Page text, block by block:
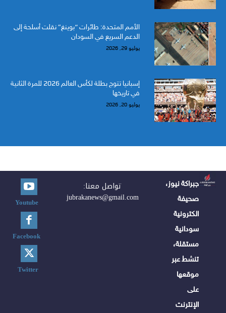
الأمم المتحدة: طائرات “بوينغ” نقلت أسلحة إلى
الدعم السريع في السودان
يوليو 29, 2026
إسبانيا تتوج بطلة لكأس العالم 2026 للمرة الثانية
في تاريخها
يوليو 20, 2026
جبراكة نيوز،
صحيفة
الكترونية
سودانية
مستقلة،
تنشط عبر
موقعها
على
الإنترنت
تواصل معنا:
jubrakanews@gmail.com
Youtube
Facebook
Twitter